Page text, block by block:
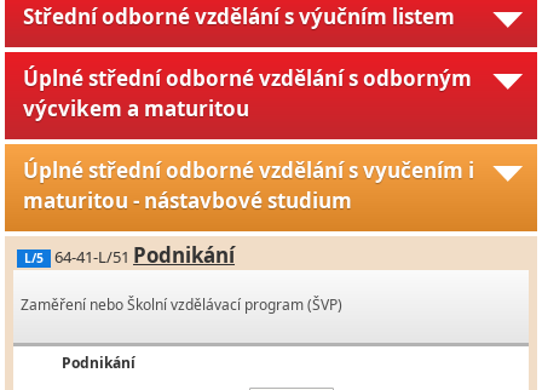
Střední odborné vzdělání s výučním listem
Úplné střední odborné vzdělání s odborným
výcvikem a maturitou
Úplné střední odborné vzdělání s vyučením i
maturitou - nástavbové studium
L/5 64-41-L/51 Podnikání
Zaměření nebo Školní vzdělávací program (ŠVP)
Podnikání